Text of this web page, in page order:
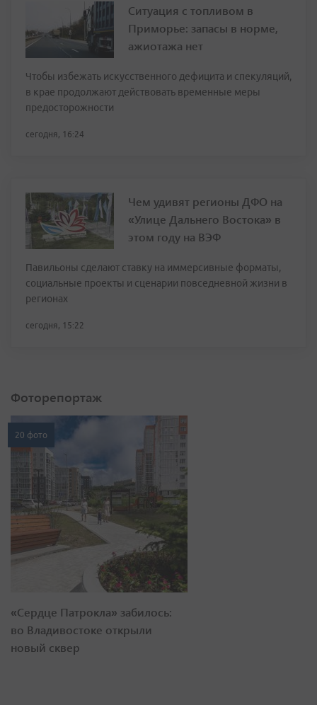
Ситуация с топливом в
Приморье: запасы в норме,
ажиотажа нет
Чтобы избежать искусственного дефицита и спекуляций,
в крае продолжают действовать временные меры
предосторожности
сегодня, 16:24
Чем удивят регионы ДФО на
«Улице Дальнего Востока» в
этом году на ВЭФ
Павильоны сделают ставку на иммерсивные форматы,
социальные проекты и сценарии повседневной жизни в
регионах
сегодня, 15:22
Фоторепортаж
20 фото
«Сердце Патрокла» забилось:
во Владивостоке открыли
новый сквер